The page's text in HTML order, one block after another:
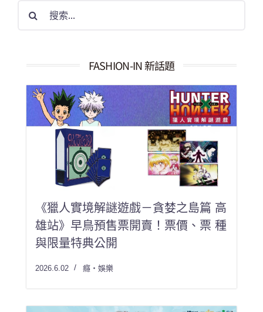
果：
FASHION-IN 新話題
《獵人實境解謎遊戲－貪婪之島篇 高
雄站》早鳥預售票開賣！票價、票 種
與限量特典公開
2026.6.02 癮・娛樂